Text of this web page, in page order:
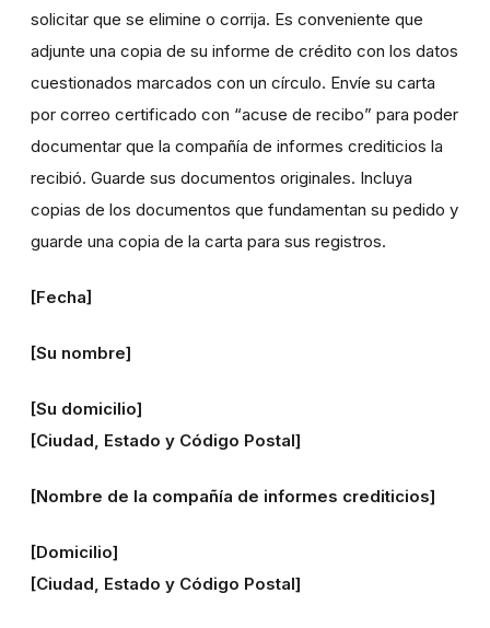
solicitar que se elimine o corrija. Es conveniente que
adjunte una copia de su informe de crédito con los datos
cuestionados marcados con un círculo. Envíe su carta
por correo certificado con “acuse de recibo” para poder
documentar que la compañía de informes crediticios la
recibió. Guarde sus documentos originales. Incluya
copias de los documentos que fundamentan su pedido y
guarde una copia de la carta para sus registros.
[Fecha]
[Su nombre]
[Su domicilio]
[Ciudad, Estado y Código Postal]
[Nombre de la compañía de informes crediticios]
[Domicilio]
[Ciudad, Estado y Código Postal]